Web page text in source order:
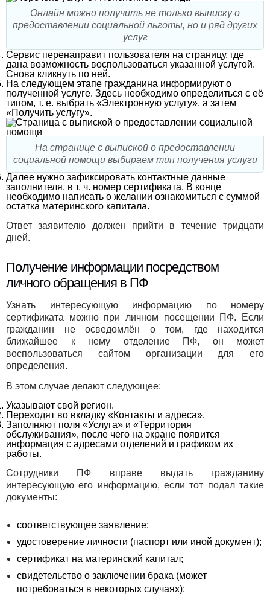
Онлайн можно получить не только выписку о
предоставлении социальной льготы, но и ряд других
услуг
Сервис перенаправит пользователя на страницу, где
дана возможность воспользоваться указанной услугой.
Снова кликнуть по ней.
На следующем этапе гражданина информируют о
полученной услуге. Здесь необходимо определиться с её
типом, т. е. выбрать «Электронную услугу», а затем
«Получить услугу».
На странице с выпиской о предоставлении
социальной помощи выбираем тип получения услуги
Далее нужно зафиксировать контактные данные
заполнителя, в т. ч. номер сертификата. В конце
необходимо написать о желании ознакомиться с суммой
остатка материнского капитала.
Ответ заявителю должен прийти в течение тридцати
дней.
Получение информации посредством
личного обращения в ПФ
Узнать интересующую информацию по номеру
сертификата можно при личном посещении ПФ. Если
гражданин не осведомлён о том, где находится
ближайшее к нему отделение ПФ, он может
воспользоваться сайтом организации для его
определения.
В этом случае делают следующее:
Указывают свой регион.
Переходят во вкладку «Контакты и адреса».
Заполняют поля «Услуга» и «Территория
обслуживания», после чего на экране появится
информация с адресами отделений и графиком их
работы.
Сотрудники ПФ вправе выдать гражданину
интересующую его информацию, если тот подал такие
документы:
соответствующее заявление;
удостоверение личности (паспорт или иной документ);
сертификат на материнский капитал;
свидетельство о заключении брака (может
потребоваться в некоторых случаях);